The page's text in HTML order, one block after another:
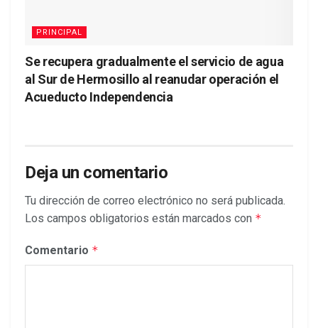
PRINCIPAL
Se recupera gradualmente el servicio de agua
al Sur de Hermosillo al reanudar operación el
Acueducto Independencia
Deja un comentario
Tu dirección de correo electrónico no será publicada.
Los campos obligatorios están marcados con *
Comentario *